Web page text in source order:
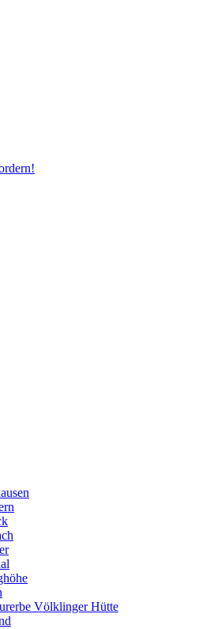
Völklinger Hütte